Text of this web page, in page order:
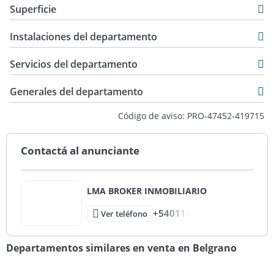
Venta
USD 210.000
Superficie
Instalaciones del departamento
Servicios del departamento
Generales del departamento
Código de aviso: PRO-47452-419715
Contactá al anunciante
LMA BROKER INMOBILIARIO
Ver teléfono +54011+
Departamentos similares en venta en Belgrano